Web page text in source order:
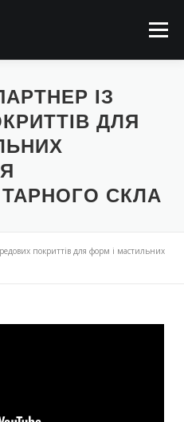
Меню
МАТЕРІАЛИ
КОНТАКТИ
ІЗ
ДЛЯ
СКЛА
покриттів для форм і мастильних